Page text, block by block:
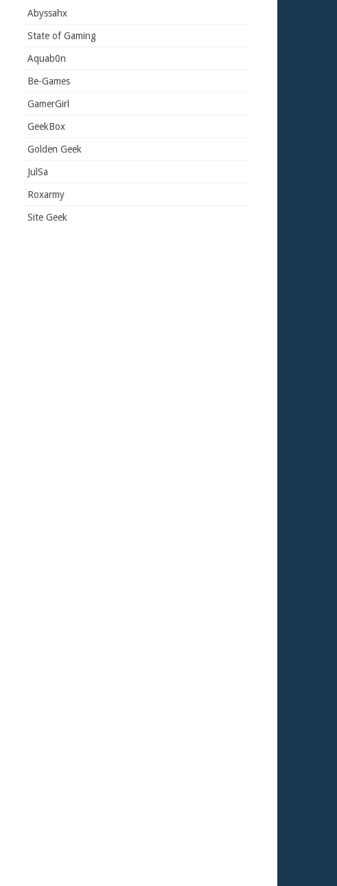
Abyssahx
State of Gaming
Aquab0n
Be-Games
GamerGirl
GeekBox
Golden Geek
JulSa
Roxarmy
Site Geek